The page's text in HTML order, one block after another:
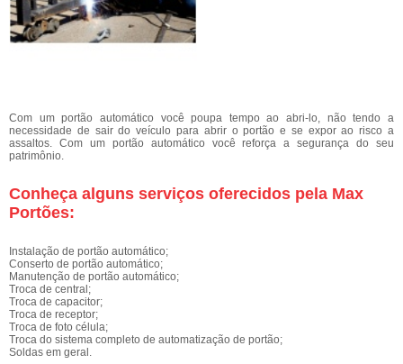
Com um portão automático você poupa tempo ao abri-lo, não tendo a
necessidade de sair do veículo para abrir o portão e se expor ao risco a
assaltos. Com um portão automático você reforça a segurança do seu
patrimônio.
Conheça alguns serviços oferecidos pela Max
Portões:
Instalação de portão automático;
Conserto de portão automático;
Manutenção de portão automático;
Troca de central;
Troca de capacitor;
Troca de receptor;
Troca de foto célula;
Troca do sistema completo de automatização de portão;
Soldas em geral.